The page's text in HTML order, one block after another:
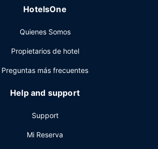
un horario limitado. ¿Estás organizando
metros cuadrados de espacio con centro
asistencia gratuito disponible.
HotelsOne
Quienes Somos
Propietarios de hotel
Preguntas más frecuentes
Help and support
Support
Mi Reserva